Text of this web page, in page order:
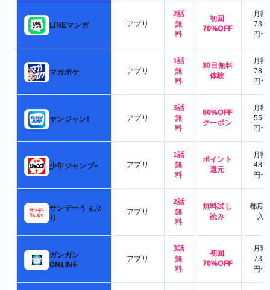
LINEマンガ アプリ
2話
無
料
初回
70%OFF
月額
730
円〜
マガポケ アプリ
1話
無
料
30日無料
体験
月額
780
円〜
ヤンジャン! アプリ
3話
無
料
60%OFF
クーポン
月額
550
円〜
少年ジャンプ+ アプリ
1話
無
料
ポイント
還元
月額
480
円〜
サンデーうぇぶ
り
アプリ
2話
無
料
無料試し
読み
都度
入
ガンガン
ONLINE
アプリ
3話
無
料
初回
70%OFF
月額
730
円〜